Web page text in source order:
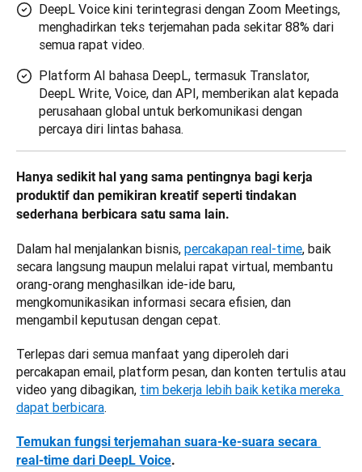
DeepL Voice kini terintegrasi dengan Zoom Meetings,
menghadirkan teks terjemahan pada sekitar 88% dari
semua rapat video.
Platform AI bahasa DeepL, termasuk Translator,
DeepL Write, Voice, dan API, memberikan alat kepada
perusahaan global untuk berkomunikasi dengan
percaya diri lintas bahasa.
Hanya sedikit hal yang sama pentingnya bagi kerja
produktif dan pemikiran kreatif seperti tindakan
sederhana berbicara satu sama lain.
Dalam hal menjalankan bisnis, percakapan real-time, baik
secara langsung maupun melalui rapat virtual, membantu
orang-orang menghasilkan ide-ide baru,
mengkomunikasikan informasi secara efisien, dan
mengambil keputusan dengan cepat.
Terlepas dari semua manfaat yang diperoleh dari
percakapan email, platform pesan, dan konten tertulis atau
video yang dibagikan, tim bekerja lebih baik ketika mereka
dapat berbicara.
Temukan fungsi terjemahan suara-ke-suara secara
real-time dari DeepL Voice.